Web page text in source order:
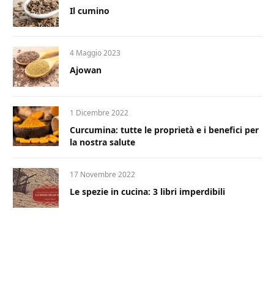
Il cumino
4 Maggio 2023
Ajowan
1 Dicembre 2022
Curcumina: tutte le proprietà e i benefici per
la nostra salute
17 Novembre 2022
Le spezie in cucina: 3 libri imperdibili